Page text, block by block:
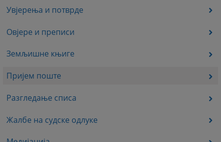
Увјерења и потврде
Овјере и преписи
Земљишне књиге
Пријем поште
Разгледање списа
Жалбе на судске одлуке